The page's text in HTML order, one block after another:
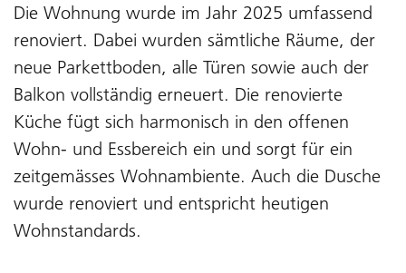
Die Wohnung wurde im Jahr 2025 umfassend
renoviert. Dabei wurden sämtliche Räume, der
neue Parkettboden, alle Türen sowie auch der
Balkon vollständig erneuert. Die renovierte
Küche fügt sich harmonisch in den offenen
Wohn- und Essbereich ein und sorgt für ein
zeitgemässes Wohnambiente. Auch die Dusche
wurde renoviert und entspricht heutigen
Wohnstandards.